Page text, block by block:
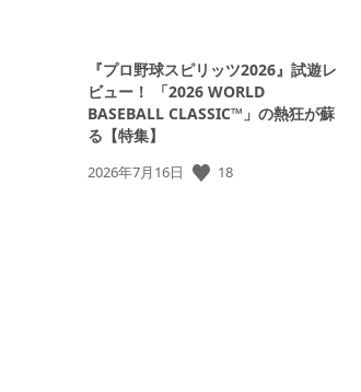
『プロ野球スピリッツ2026』試遊レ
ビュー！ 「2026 WORLD
BASEBALL CLASSIC™」の熱狂が蘇
る【特集】
公
2026年7月16日 18